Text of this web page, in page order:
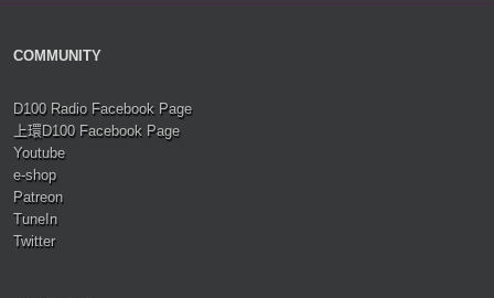
COMMUNITY
D100 Radio Facebook Page
上環D100 Facebook Page
Youtube
e-shop
Patreon
TuneIn
Twitter